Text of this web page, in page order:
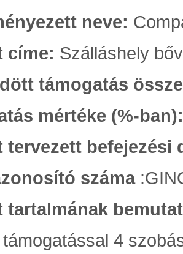
neve:
címe: Szálláshely
támogatás
mértéke (%-ban):
tervezett befejezési
száma
tartalmának
4